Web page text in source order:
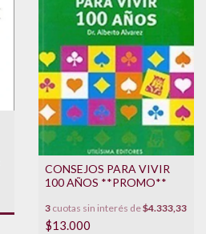
CONSEJOS PARA VIVIR
100 AÑOS **PROMO**
3 cuotas sin interés de$4.333,33
$13.000